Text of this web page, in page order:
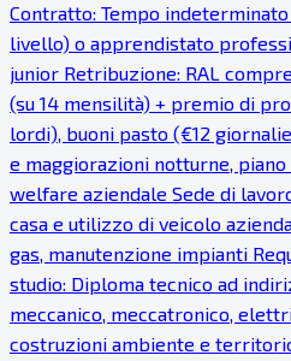
Contratto: Tempo indeterminato
livello) o apprendistato
junior Retribuzione: RAL
(su 14 mensilità) + premio di
lordi), buoni pasto (€12
e maggiorazioni notturne,
welfare aziendale Sede di
casa e utilizzo di veicolo
gas, manutenzione impianti
studio: Diploma tecnico ad
meccanico, meccatronico,
costruzioni ambiente e